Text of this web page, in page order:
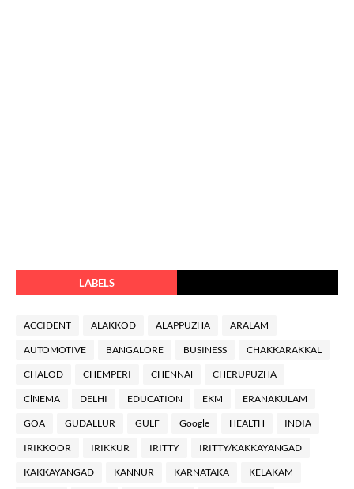
LABELS
ACCIDENT ALAKKOD ALAPPUZHA ARALAM
AUTOMOTIVE BANGALORE BUSINESS CHAKKARAKKAL
CHALOD CHEMPERI CHENNAl CHERUPUZHA
ClNEMA DELHI EDUCATION EKM ERANAKULAM
GOA GUDALLUR GULF Google HEALTH INDIA
IRIKKOOR IRIKKUR IRITTY IRITTY/KAKKAYANGAD
KAKKAYANGAD KANNUR KARNATAKA KELAKAM